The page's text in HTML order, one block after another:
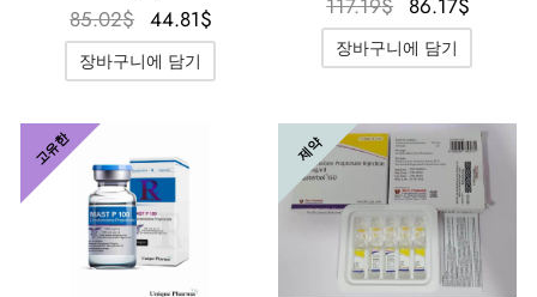
85.02$
원래 가
격은
85.02$였
44.81$
44.81$입
장바구니에 담기
117.19$
은
117.19$였
86.17$
장바구니에 담기
고유한 제약